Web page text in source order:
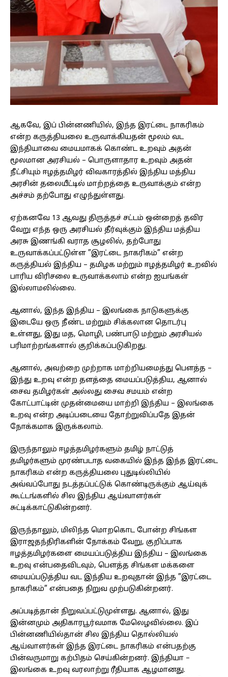
ஆகவே, இப் பின்னணியில், இந்த இரட்டை நாகரிகம்
என்ற கருத்தியலை உருவாக்கியதன் மூலம் வட
இந்தியாவை மையமாகக் கொண்ட உறவும் அதன்
மூலமான அரசியல் – பொருளாதார உறவும் அதன்
நீட்சியும் ஈழத்தமிழர் விவகாரத்தில் இந்திய மத்திய
அரசின் தலையீட்டில் மாற்றத்தை உருவாக்கும் என்ற
அச்சம் தற்போது எழுந்துள்ளது.
ஏற்கனவே 13 ஆவது திருத்தச் சட்டம் ஒன்றைத் தவிர
வேறு எந்த ஒரு அரசியல் தீர்வுக்கும் இந்திய மத்திய
அரசு இணங்கி வராத சூழலில், தற்போது
உருவாக்கப்பட்டுள்ள ”இரட்டை நாகரிகம்” என்ற
கருத்தியல் இந்திய – தமிழக மற்றும் ஈழத்தமிழர் உறவில்
பாரிய விரிசலை உருவாக்கலாம் என்ற ஐயங்கள்
இல்லாமலில்லை.
ஆனால், இந்த இந்திய – இலங்கை நாடுகளுக்கு
இடையே ஒரு நீண்ட மற்றும் சிக்கலான தொடர்பு
உள்ளது, இது மத, மொழி, பண்பாடு மற்றும் அரசியல்
பரிமாற்றங்களால் குறிக்கப்படுகிறது.
ஆனால், அவற்றை முற்றாக மாற்றியமைத்து பௌத்த –
இந்து உறவு என்ற தளத்தை மையப்படுத்திய, ஆனால்
சைவ தமிழர்கள் அல்லது சைவ சமயம் என்ற
கோட்பாட்டின் முதன்மையை மாற்றி இந்திய – இலங்கை
உறவு என்ற அடிப்படையை தோற்றுவிப்பதே இதன்
நோக்கமாக இருக்கலாம்.
இருந்தாலும் ஈழத்தமிழர்களும் தமிழ் நாட்டுத்
தமிழர்களும் முரண்படாத வகையில் இந்த இந்த இரட்டை
நாகரிகம் என்ற கருத்தியலை புதுடில்லியில்
அவ்வப்போது நடத்தப்பட்டுக் கொண்டிருக்கும் ஆய்வுக்
கூட்டங்களில் சில இந்திய ஆய்வாளர்கள்
சுட்டிக்காட்டுகின்றனர்.
இருந்தாலும், மிலிந்த மொறகொட போன்ற சிங்கள
இராஜதந்திரிகளின் நோக்கம் வேறு, குறிப்பாக
ஈழத்தமிழர்களை மையப்படுத்திய இந்திய – இலங்கை
உறவு என்பதைவிடவும், பௌத்த சிங்கள மக்களை
மையப்படுத்திய வட இந்திய உறவுதான் இந்த ”இரட்டை
நாகரிகம்” என்பதை நிறுவ முற்படுகின்றனர்.
அப்படித்தான் நிறுவப்பட்டுமுள்ளது. ஆனால், இது
இன்னமும் அதிகாரபூர்வமாக மேலெழவில்லை. இப்
பின்னணியில்தான் சில இந்திய தொல்லியல்
ஆய்வாளர்கள் இந்த இரட்டை நாகரிகம் என்பதற்கு
பின்வருமாறு கற்பிதம் செய்கின்றனர். இந்தியா –
இலங்கை உறவு வரலாற்று ரீதியாக ஆழமானது.